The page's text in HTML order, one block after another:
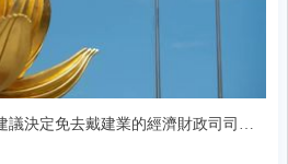
議決定免去戴建業的經濟財政司司長